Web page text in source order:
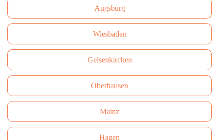
Augsburg
Wiesbaden
Gelsenkirchen
Oberhausen
Mainz
Hagen